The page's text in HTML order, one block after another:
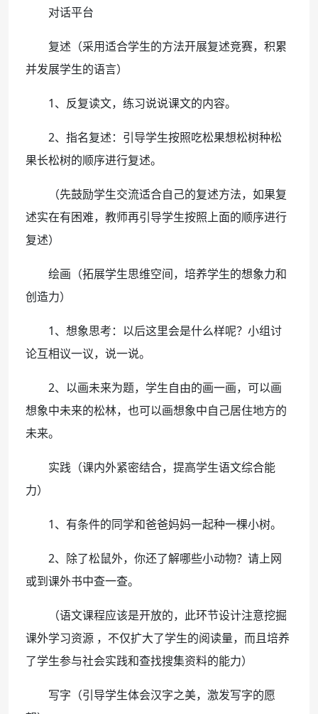
对话平台
复述（采用适合学生的方法开展复述竞赛，积累
并发展学生的语言）
1、反复读文，练习说说课文的内容。
2、指名复述：引导学生按照吃松果想松树种松
果长松树的顺序进行复述。
（先鼓励学生交流适合自己的复述方法，如果复
述实在有困难，教师再引导学生按照上面的顺序进行
复述）
绘画（拓展学生思维空间，培养学生的想象力和
创造力）
1、想象思考：以后这里会是什么样呢？小组讨
论互相议一议，说一说。
2、以画未来为题，学生自由的画一画，可以画
想象中未来的松林，也可以画想象中自己居住地方的
未来。
实践（课内外紧密结合，提高学生语文综合能
力）
1、有条件的同学和爸爸妈妈一起种一棵小树。
2、除了松鼠外，你还了解哪些小动物？请上网
或到课外书中查一查。
（语文课程应该是开放的，此环节设计注意挖掘
课外学习资源 ，不仅扩大了学生的阅读量，而且培养
了学生参与社会实践和查找搜集资料的能力）
写字（引导学生体会汉字之美，激发写字的愿